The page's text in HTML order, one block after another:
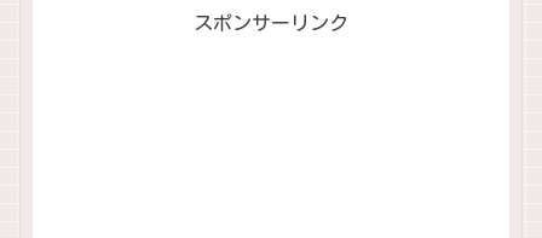
スポンサーリンク